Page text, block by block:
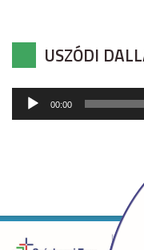
USZÓDI
Audió
lejátszó
00:00
Copyright © 2026